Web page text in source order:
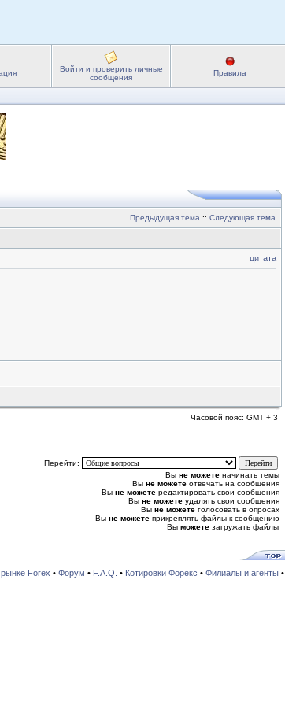
Войти и проверить личные
сообщения
Правила
Предыдущая тема :: Следующая тема
цитата
Часовой пояс: GMT + 3
Перейти:
Вы не можете начинать темы
Вы не можете отвечать на сообщения
Вы не можете редактировать свои сообщения
Вы не можете удалять свои сообщения
Вы не можете голосовать в опросах
Вы не можете прикреплять файлы к сообщению
Вы можете загружать файлы
Forex • Форум • F.A.Q. • Котировки Форекс • Филиалы и агенты•